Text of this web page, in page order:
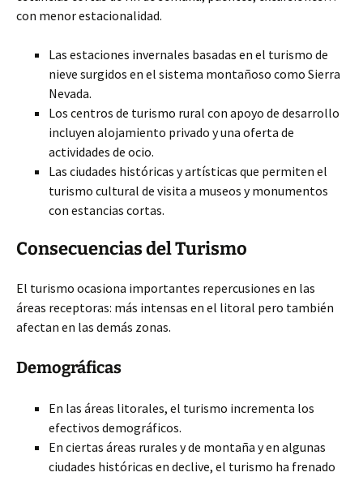
con menor estacionalidad.
Las estaciones invernales basadas en el turismo de
nieve surgidos en el sistema montañoso como Sierra
Nevada.
Los centros de turismo rural con apoyo de desarrollo
incluyen alojamiento privado y una oferta de
actividades de ocio.
Las ciudades históricas y artísticas que permiten el
turismo cultural de visita a museos y monumentos
con estancias cortas.
Consecuencias del Turismo
El turismo ocasiona importantes repercusiones en las
áreas receptoras: más intensas en el litoral pero también
afectan en las demás zonas.
Demográficas
En las áreas litorales, el turismo incrementa los
efectivos demográficos.
En ciertas áreas rurales y de montaña y en algunas
ciudades históricas en declive, el turismo ha frenado